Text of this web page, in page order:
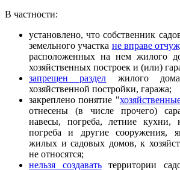
В частности:
установлено, что собственник
земельного участка не вправе
расположенных на нем жилого
хозяйственных построек и (или)
запрещен раздел жилого
хозяйственной постройки, гаража;
закреплено понятие "
отнесены (в числе прочего)
навесы, погреба, летние
погреба и другие сооружения,
жилых и садовых домов, к
не относятся;
нельзя создаватьтерритории